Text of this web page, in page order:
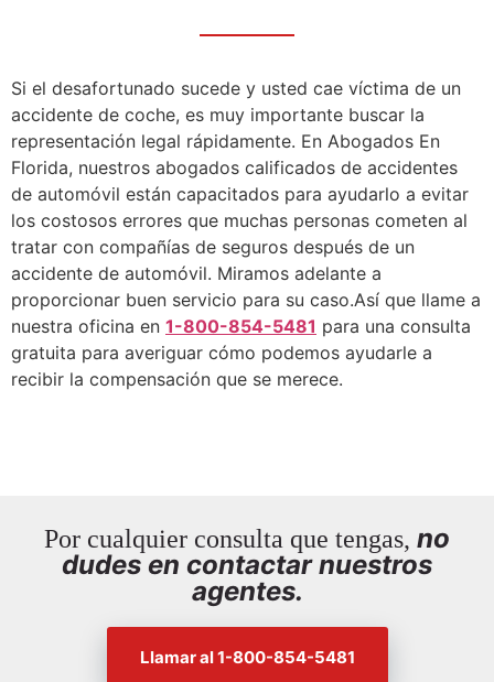
Si el desafortunado sucede y usted cae víctima de un
accidente de coche, es muy importante buscar la
representación legal rápidamente. En Abogados En
Florida, nuestros abogados calificados de accidentes
de automóvil están capacitados para ayudarlo a evitar
los costosos errores que muchas personas cometen al
tratar con compañías de seguros después de un
accidente de automóvil. Miramos adelante a
proporcionar buen servicio para su caso.Así que llame a
nuestra oficina en 1-800-854-5481 para una consulta
gratuita para averiguar cómo podemos ayudarle a
recibir la compensación que se merece.
Por cualquier consulta que tengas, no
dudes en contactar nuestros
agentes.
Llamar al 1-800-854-5481